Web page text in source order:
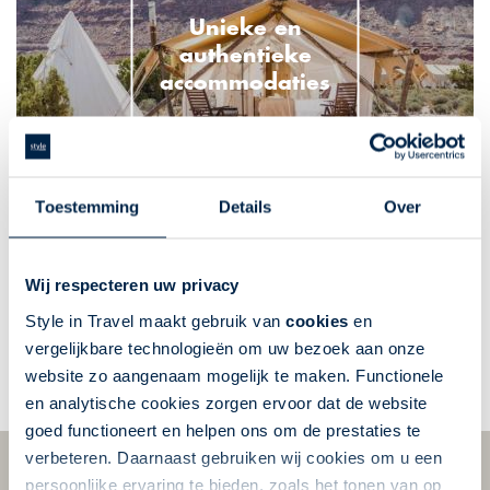
Toestemming Details Over
Wij respecteren uw privacy
Style in Travel maakt gebruik van cookies en
vergelijkbare technologieën om uw bezoek aan onze
website zo aangenaam mogelijk te maken. Functionele
en analytische cookies zorgen ervoor dat de website
goed functioneert en helpen ons om de prestaties te
verbeteren. Daarnaast gebruiken wij cookies om u een
persoonlijke ervaring te bieden, zoals het tonen van op
Unieke en
authentieke
accommodaties
mooiste
excursies